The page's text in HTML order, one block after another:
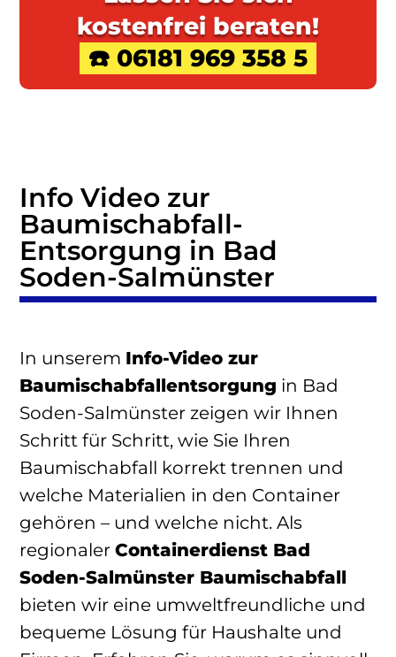
kostenfrei beraten!
☎️ 06181 969 358 5
Info Video zur
Baumischabfall-
Entsorgung in Bad
Soden-Salmünster
In unserem Info-Video zur
Baumischabfallentsorgung in Bad
Soden-Salmünster zeigen wir Ihnen
Schritt für Schritt, wie Sie Ihren
Baumischabfall korrekt trennen und
welche Materialien in den Container
gehören – und welche nicht. Als
regionaler Containerdienst Bad
Soden-Salmünster Baumischabfall
bieten wir eine umweltfreundliche und
bequeme Lösung für Haushalte und